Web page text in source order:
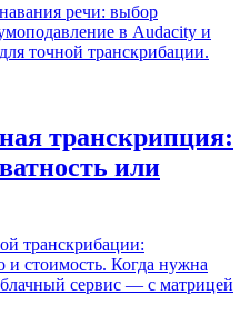
речи: выбор
в Audacity и
точной транскрибации.
транскрипция:
или
транскрибации:
и стоимость. Когда нужна
сервис — с матрицей